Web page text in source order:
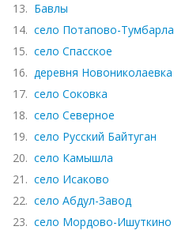
13. Бавлы
14. село Потапово-Тумбарла
15. село Спасское
16. деревня Новониколаевка
17. село Соковка
18. село Северное
19. село Русский Байтуган
20. село Камышла
21. село Исаково
22. село Абдул-Завод
23. село Мордово-Ишуткино